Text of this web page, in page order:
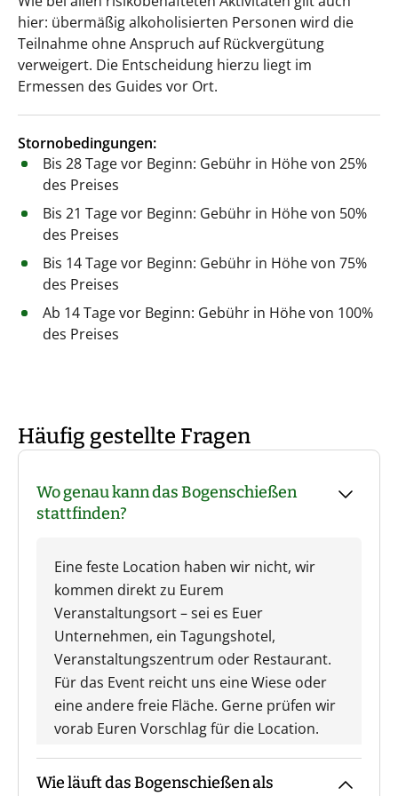
hier: übermäßig alkoholisierten Personen wird die
Teilnahme ohne Anspruch auf Rückvergütung
verweigert. Die Entscheidung hierzu liegt im
Ermessen des Guides vor Ort.
Stornobedingungen:
Bis 28 Tage vor Beginn: Gebühr in Höhe von 25%
des Preises
Bis 21 Tage vor Beginn: Gebühr in Höhe von 50%
des Preises
Bis 14 Tage vor Beginn: Gebühr in Höhe von 75%
des Preises
Ab 14 Tage vor Beginn: Gebühr in Höhe von 100%
des Preises
Häufig gestellte Fragen
Wo genau kann das Bogenschießen
stattfinden?
Eine feste Location haben wir nicht, wir
kommen direkt zu Eurem
Veranstaltungsort – sei es Euer
Unternehmen, ein Tagungshotel,
Veranstaltungszentrum oder Restaurant.
Für das Event reicht uns eine Wiese oder
eine andere freie Fläche. Gerne prüfen wir
vorab Euren Vorschlag für die Location.
Wie läuft das Bogenschießen als